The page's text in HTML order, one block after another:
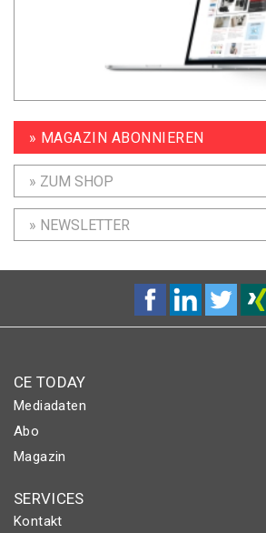
» MAGAZIN ABONNIEREN
» ZUM SHOP
» NEWSLETTER
CE TODAY
Mediadaten
Abo
Magazin
SERVICES
Kontakt